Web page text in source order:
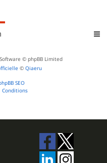
© phpBB Limited
© Qiaeru
SEO
Conditions